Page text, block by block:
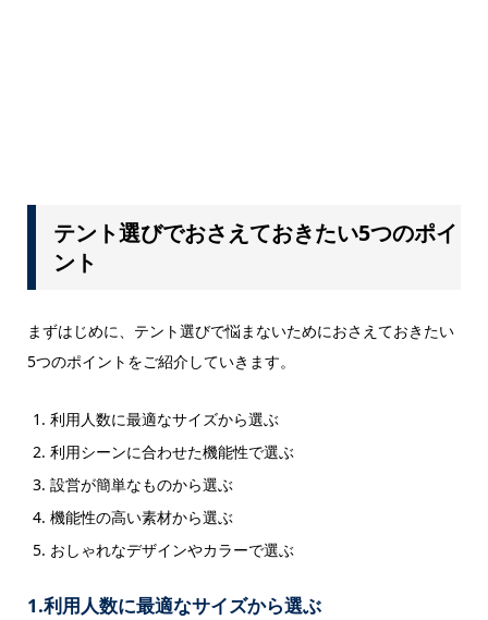
テント選びでおさえておきたい5つのポイ
ント
まずはじめに、テント選びで悩まないためにおさえておきたい
5つのポイントをご紹介していきます。
利用人数に最適なサイズから選ぶ
利用シーンに合わせた機能性で選ぶ
設営が簡単なものから選ぶ
機能性の高い素材から選ぶ
おしゃれなデザインやカラーで選ぶ
1.利用人数に最適なサイズから選ぶ